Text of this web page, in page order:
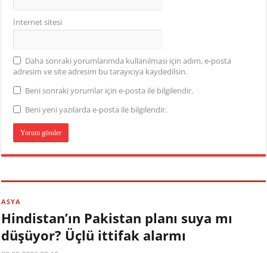
İnternet sitesi
Daha sonraki yorumlarımda kullanılması için adım, e-posta
adresim ve site adresim bu tarayıcıya kaydedilsin.
Beni sonraki yorumlar için e-posta ile bilgilendir.
Beni yeni yazılarda e-posta ile bilgilendir.
ASYA
Hindistan’ın Pakistan planı suya mı
düşüyor? Üçlü ittifak alarmı